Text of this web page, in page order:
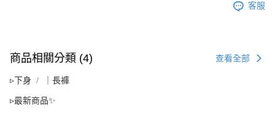
客服
商品相關分類 (4) 查看全部
▹下身 ｜長褲
▹最新商品✨